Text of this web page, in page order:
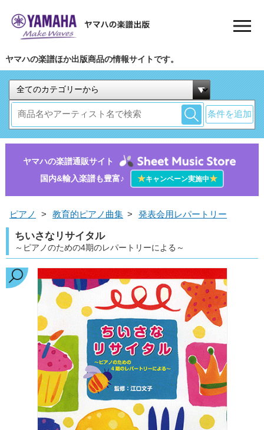
ヤマハの楽譜ほか出版商品の情報サイトです。
条件を追加
ヤマハの楽譜通販サイト
国内&輸入楽譜も豊富♪
★キャンペーン実施中★
ピアノ > 教育的ピアノ曲集 > 発表会用レパートリー
ちいさなリサイタル
～ピアノのための4期のレパートリーによる～